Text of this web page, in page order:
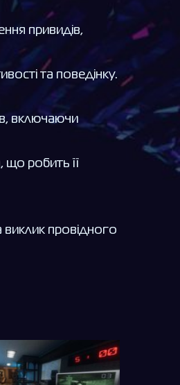
привидів,
та поведінку.
включаючи
що робить її
виклик провідного